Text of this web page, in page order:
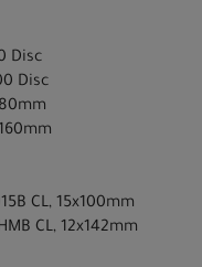
Disc
Disc
CL, 15x100mm
CL, 12x142mm